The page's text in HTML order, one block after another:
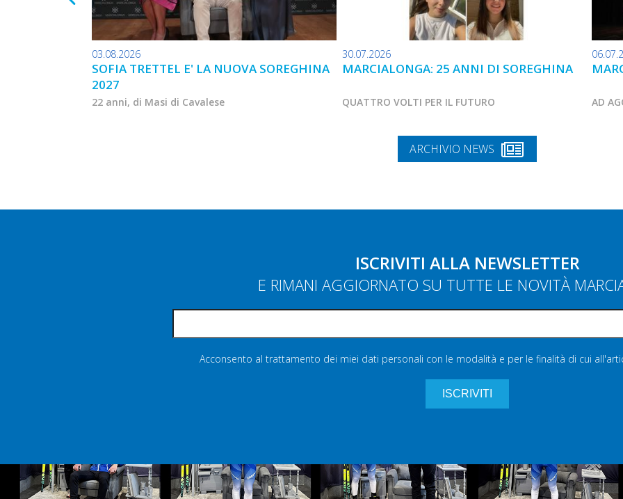
03.08.2026
SOFIA TRETTEL E' LA NUOVA SOREGHINA
2027
22 anni, di Masi di Cavalese
30.07.2026
MARCIALONGA: 25 ANNI DI SOREGHINA
QUATTRO VOLTI PER IL FUTURO AD
ARCHIVIO NEWS
ISCRIVITI ALLA NEWSLETTER
E RIMANI AGGIORNATO SU TUTTE LE NOVITÀ
Acconsento al trattamento dei miei dati personali con le modalità e per le finalità di cui